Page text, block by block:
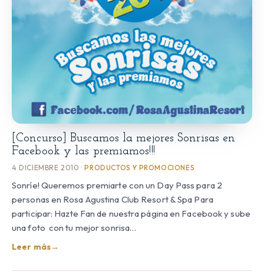
[Concurso] Buscamos la mejores Sonrisas en
Facebook y las premiamos!!!
4 DICIEMBRE 2010 ·PRODUCTOS Y PROMOCIONES
Sonríe! Queremos premiarte con un Day Pass para 2
personas en Rosa Agustina Club Resort & Spa Para
participar: Hazte Fan de nuestra página en Facebook y sube
una foto con tu mejor sonrisa…
Leer más→